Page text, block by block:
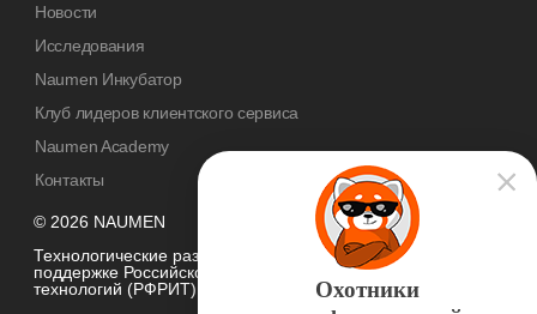
© 2026 NAUMEN
Технологические разработки осуществляются при грантовой
поддержке Российского фонда развития информационных
технологий (РФРИТ)
Новости
Исследования
Naumen Инкубатор
Клуб лидеров клиентского сервиса
Naumen Academy
Контакты
Охотники